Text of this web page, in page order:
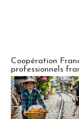
Coopération
professionnels